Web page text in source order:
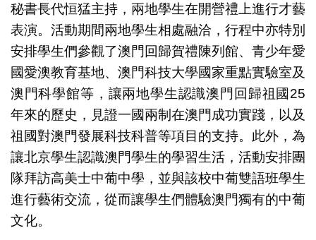
秘書長代恒猛主持，兩地學生在開營禮上進行才藝
表演。活動期間兩地學生相處融洽，行程中亦特別
安排學生們參觀了澳門回歸賀禮陳列館、青少年愛
國愛澳教育基地、澳門科技大學國家重點實驗室及
澳門科學館等，讓兩地學生認識澳門回歸祖國25
年來的歷史，見證一國兩制在澳門成功實踐，以及
祖國對澳門發展科技科普等項目的支持。此外，為
讓北京學生認識澳門學生的學習生活，活動安排團
隊拜訪高美士中葡中學，並與該校中葡雙語班學生
進行藝術交流，從而讓學生們體驗澳門獨有的中葡
文化。